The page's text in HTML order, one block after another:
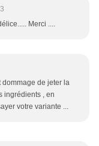
Merci ....
dommage de jeter la
ingrédients , en
votre variante ...